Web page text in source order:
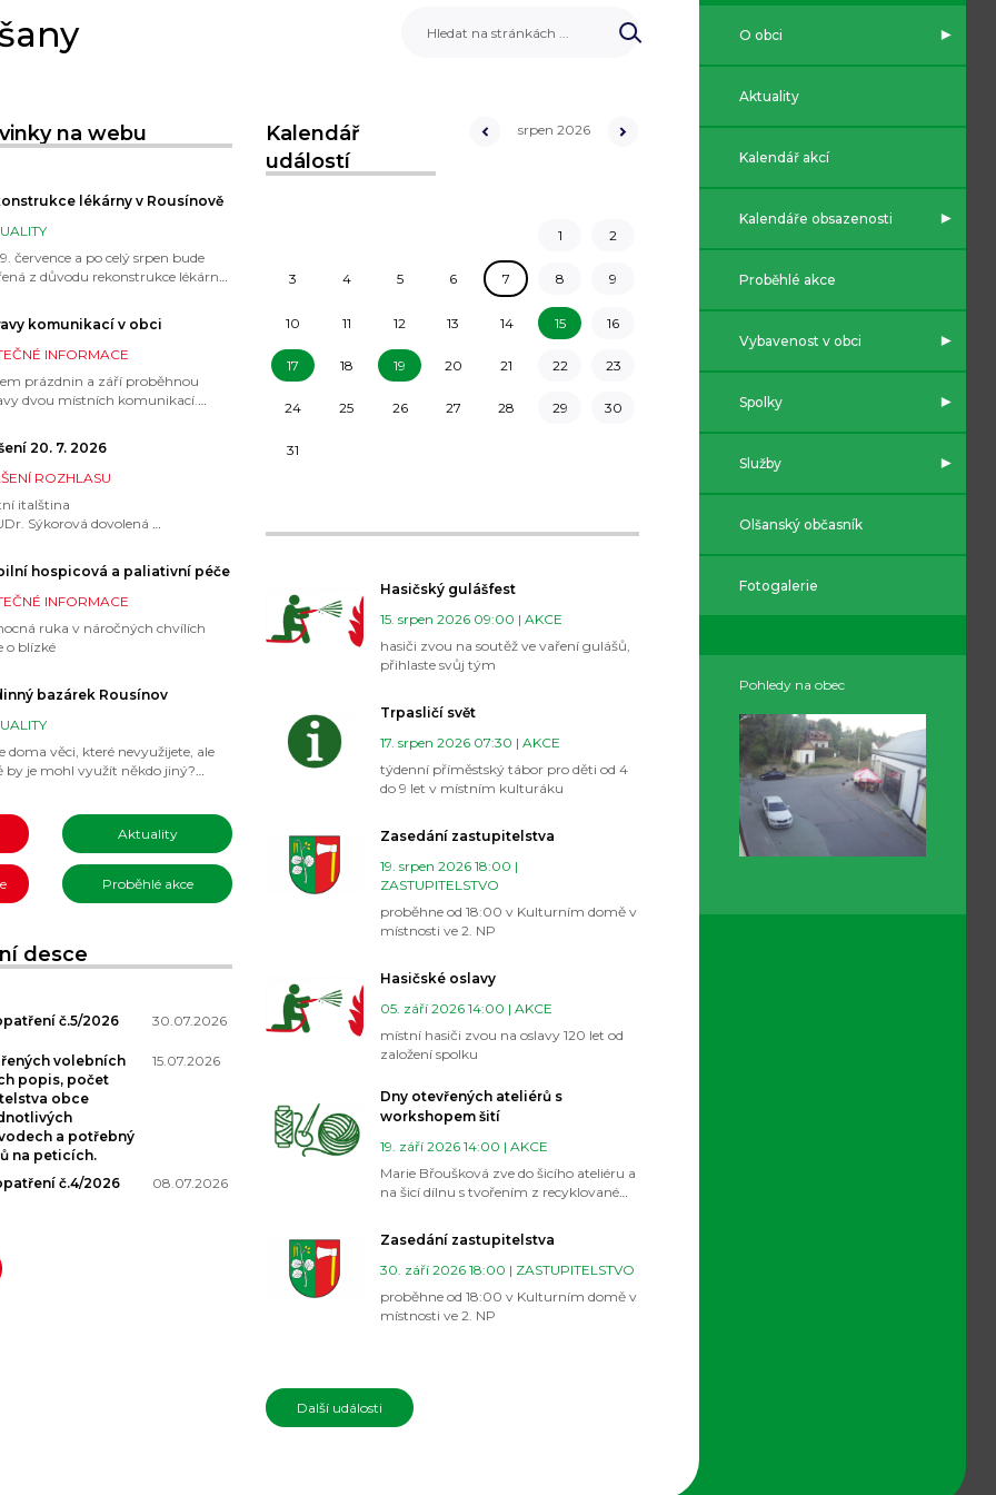
na webu
lékárny v Rousínově
července a po celý srpen bude
z důvodu rekonstrukce lékárna
komunikací v obci
INFORMACE
prázdnin a září proběhnou
dvou místních komunikací.
omezení.
20. 7. 2026
ROZHLASU
italština
Sýkorová dovolená
komunikace mezi Kaštanem
komunikace "Zahrádková
knihovna
OÚ Olšany
hospicová a paliativní péče
INFORMACE
ruka v náročných chvílích
o blízké
bazárek Rousínov
doma věci, které nevyužijete, ale
by je mohl využít někdo jiný?
Aktuality
Proběhlé akce
desce
č.5/2026 30.07.2026
volebních
popis, počet
obce
a potřebný
na peticích.
15.07.2026
č.4/2026 08.07.2026
Kalendář
událostí
srpen 2026
1 2
3 4 5 6 7 8 9
10 11 12 13 14 15 16
17 18 19 20 21 22 23
24 25 26 27 28 29 30
31
Hasičský gulášfest
15. srpen 2026 09:00 | AKCE
hasiči zvou na soutěž ve vaření gulášů,
přihlaste svůj tým
Trpasličí svět
17. srpen 2026 07:30 | AKCE
týdenní příměstský tábor pro děti od 4
do 9 let v místním kulturáku
Zasedání zastupitelstva
19. srpen 2026 18:00 |
ZASTUPITELSTVO
proběhne od 18:00 v Kulturním domě v
místnosti ve 2. NP
Hasičské oslavy
05. září 2026 14:00 | AKCE
místní hasiči zvou na oslavy 120 let od
založení spolku
Dny otevřených ateliérů s
workshopem šití
19. září 2026 14:00 | AKCE
Marie Břoušková zve do šicího ateliéru a
na šicí dílnu s tvořením z recyklované
Zasedání zastupitelstva
30. září 2026 18:00 | ZASTUPITELSTVO
proběhne od 18:00 v Kulturním domě v
místnosti ve 2. NP
Další události
O obci
Aktuality
Kalendář akcí
Kalendáře obsazenosti
Proběhlé akce
Vybavenost v obci
Spolky
Služby
Olšanský občasník
Fotogalerie
Pohledy na obec